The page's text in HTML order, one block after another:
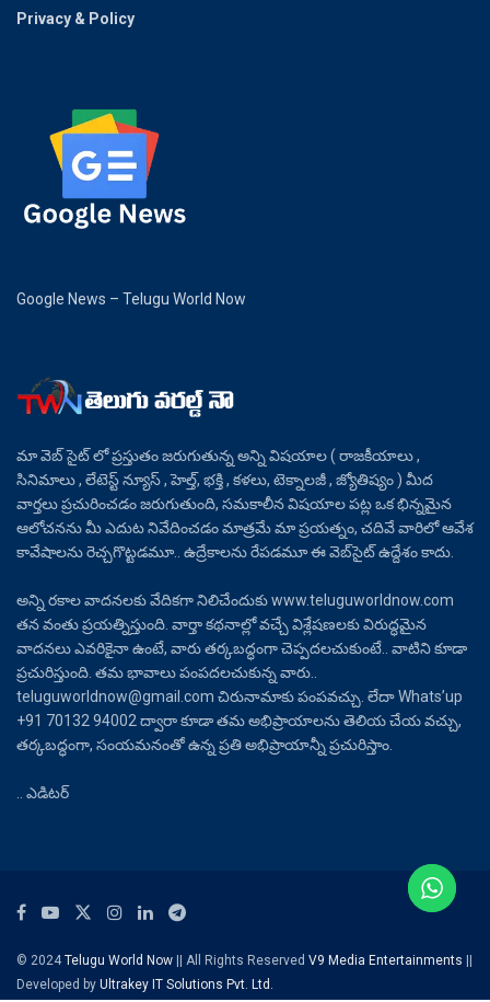
Privacy & Policy
Google News – Telugu World Now
మా వెబ్ సైట్ లో ప్రస్తుతం జరుగుతున్న అన్ని విషయాల ( రాజకీయాలు ,
సినిమాలు , లేటెస్ట్ న్యూస్ , హెల్త్, భక్తి , కళలు, టెక్నాలజీ , జ్యోతిష్యం ) మీద
వార్తలు ప్రచురించడం జరుగుతుంది, సమకాలీన విషయాల పట్ల ఒక భిన్నమైన
ఆలోచనను మీ ఎదుట నివేదించడం మాత్రమే మా ప్రయత్నం, చదివే వారిలో ఆవేశ
కావేషాలను రెచ్చగొట్టడమూ.. ఉద్రేకాలను రేపడమూ ఈ వెబ్‌సైట్ ఉద్దేశం కాదు.
అన్ని రకాల వాదనలకు వేదికగా నిలిచేందుకు www.teluguworldnow.com
తన వంతు ప్రయత్నిస్తుంది. వార్తా కథనాల్లో వచ్చే విశ్లేషణలకు విరుద్ధమైన
వాదనలు ఎవరికైనా ఉంటే, వారు తర్కబద్ధంగా చెప్పదలచుకుంటే.. వాటిని కూడా
ప్రచురిస్తుంది. తమ భావాలు పంపదలచుకున్న వారు..
teluguworldnow@gmail.com చిరునామాకు పంపవచ్చు. లేదా Whats’up
+91 70132 94002 ద్వారా కూడా తమ అభిప్రాయాలను తెలియ చేయ వచ్చు,
తర్కబద్ధంగా, సంయమనంతో ఉన్న ప్రతి అభిప్రాయాన్నీ ప్రచురిస్తాం.
.. ఎడిటర్
© 2024Telugu World Now || All Rights Reserved V9 Media Entertainments
Developed by Ultrakey IT Solutions Pvt. Ltd.